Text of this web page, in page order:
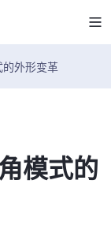
外形变革
模式的